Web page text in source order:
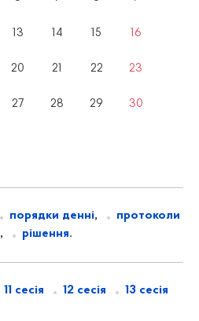
13 14 15 16
20 21 22 23
27 28 29 30
порядки денні,
протоколи
, рішення.
11 сесія 12 сесія
13 сесія